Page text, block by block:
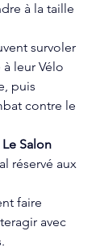
à la taille
survoler
leur Vélo
puis
contre le
Salon
réservé aux
faire
avec